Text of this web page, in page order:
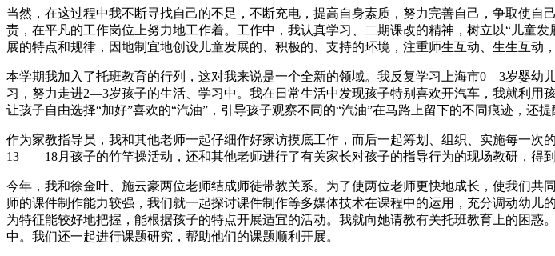
当然，在这过程中我不断寻找自己的不足，不断充电，提高自身素质，努力完善自己，争取使
责，在平凡的工作岗位上努力地工作着。工作中，我认真学习、二期课改的精神，树立以“儿童
展的特点和规律，因地制宜地创设儿童发展的、积极的、支持的环境，注重师生互动、生生互动
本学期我加入了托班教育的行列，这对我来说是一个全新的领域。我反复学习上海市0—3岁婴
习，努力走进2—3岁孩子的生活、学习中。我在日常生活中发现孩子特别喜欢开汽车，我就利用
让孩子自由选择“加好”喜欢的“汽油”，引导孩子观察不同的“汽油”在马路上留下的不同痕迹，还
作为家教指导员，我和其他老师一起仔细作好家访摸底工作，而后一起筹划、组织、实施每一
13——18月孩子的竹竿操活动，还和其他老师进行了有关家长对孩子的指导行为的现场教研，得到
今年，我和徐金叶、施云豪两位老师结成师徒带教关系。为了使两位老师更快地成长，使我们
师的课件制作能力较强，我们就一起探讨课件制作等多媒体技术在课程中的运用，充分调动幼
为特征能较好地把握，能根据孩子的特点开展适宜的活动。我就向她请教有关托班教育上的困
中。我们还一起进行课题研究，帮助他们的课题顺利开展。